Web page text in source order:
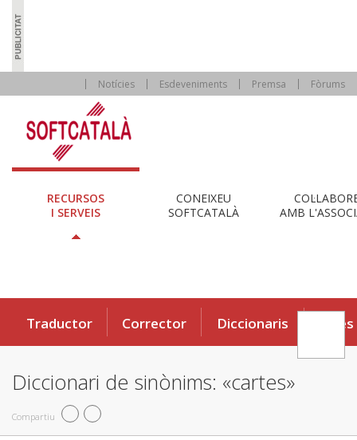
Notícies Esdeveniments Premsa Fòrums
RECURSOS
I SERVEIS
CONEIXEU
SOFTCATALÀ
AMB
Traductor Corrector Diccionaris Eines
Diccionari de sinònims: «cartes»
Compartiu